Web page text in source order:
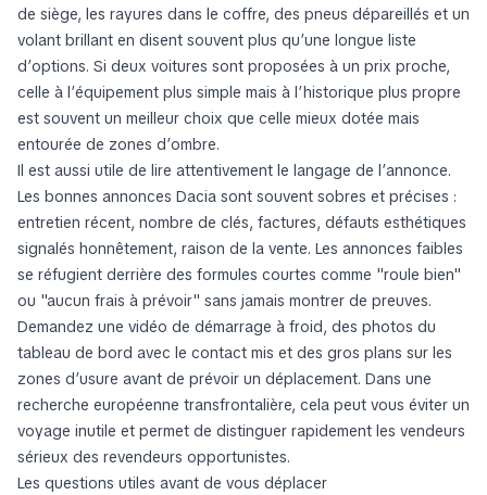
de siège, les rayures dans le coffre, des pneus dépareillés et un
volant brillant en disent souvent plus qu’une longue liste
d’options. Si deux voitures sont proposées à un prix proche,
celle à l’équipement plus simple mais à l’historique plus propre
est souvent un meilleur choix que celle mieux dotée mais
entourée de zones d’ombre.
Il est aussi utile de lire attentivement le langage de l’annonce.
Les bonnes annonces Dacia sont souvent sobres et précises :
entretien récent, nombre de clés, factures, défauts esthétiques
signalés honnêtement, raison de la vente. Les annonces faibles
se réfugient derrière des formules courtes comme "roule bien"
ou "aucun frais à prévoir" sans jamais montrer de preuves.
Demandez une vidéo de démarrage à froid, des photos du
tableau de bord avec le contact mis et des gros plans sur les
zones d’usure avant de prévoir un déplacement. Dans une
recherche européenne transfrontalière, cela peut vous éviter un
voyage inutile et permet de distinguer rapidement les vendeurs
sérieux des revendeurs opportunistes.
Les questions utiles avant de vous déplacer